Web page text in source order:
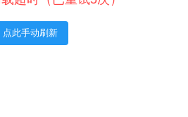
点此手动刷新